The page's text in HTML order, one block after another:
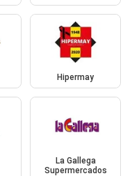
Hipermay
La Gallega
Supermercados